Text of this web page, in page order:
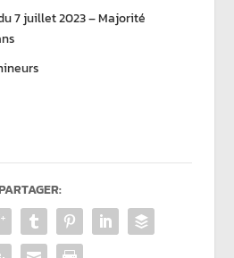
7 juillet 2023 – Majorité